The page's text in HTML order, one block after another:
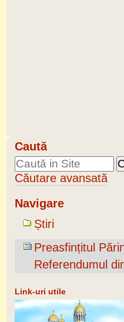
Caută
Căutare avansată
Navigare
Știri
Preasfințitul
Referendumul
Link-uri utile